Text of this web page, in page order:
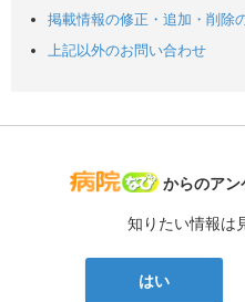
掲載情報の修正・追加・削除
上記以外のお問い合わせ
病院なび
からのアン
知りたい情報は
はい